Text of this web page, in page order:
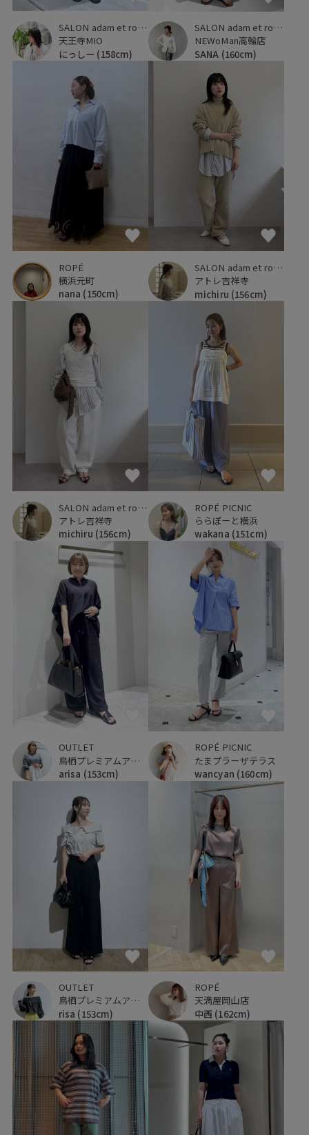
SALON adam et ropé
天王寺MIO
にっしー (158cm)
SALON adam et ropé
NEWoMan高輪店
SANA (160cm)
ROPÉ
横浜元町
nana (150cm)
SALON adam et ropé
アトレ吉祥寺
michiru (156cm)
SALON adam et ropé
アトレ吉祥寺
michiru (156cm)
ROPÉ PICNIC
ららぽーと横浜
wakana (151cm)
OUTLET
鳥栖プレミアムアウトレット
arisa (153cm)
ROPÉ PICNIC
たまプラーザテラス
wancyan (160cm)
OUTLET
鳥栖プレミアムアウトレット
risa (153cm)
ROPÉ
天満屋岡山店
中西 (162cm)